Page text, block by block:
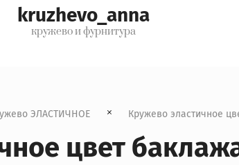
kruzhevo_anna
кружево и фурнитура
ЭЛАСТИЧНОЕ
Кружево эластичное
цвет